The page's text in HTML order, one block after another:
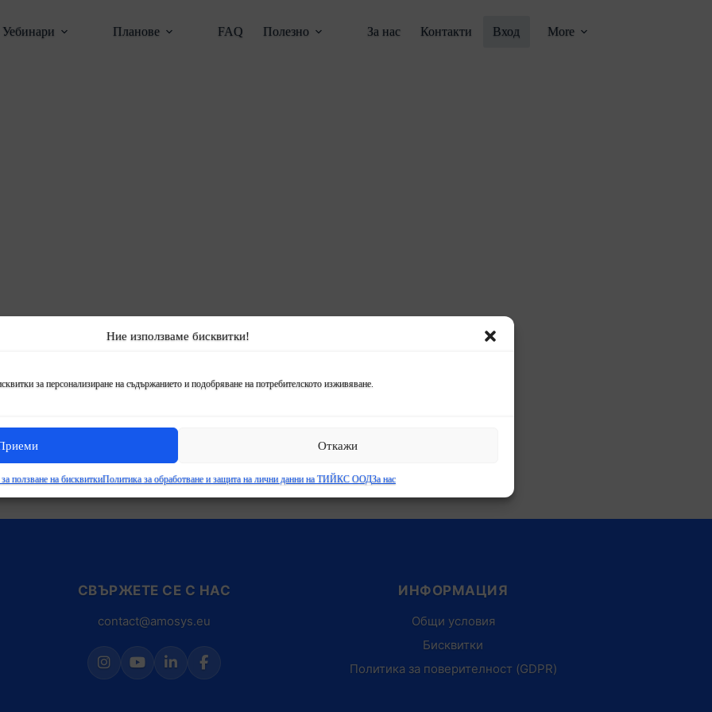
Ние използваме бисквитки!
за персонализиране на съдържанието и подобряване на потребителското изживяване.
Откажи
ползване на бисквиткиПолитика за обработване и защита на лични данни на ТИЙКС ООДЗа нас
Уебинари Планове FAQ Полезно За нас Контакти Вход More
СВЪРЖЕТЕ СЕ С НАС
contact@amosys.eu
ИНФОРМАЦИЯ
Общи условия
Бисквитки
Политика за поверителност (GDPR)